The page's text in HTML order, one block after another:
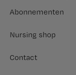
Abonnementen
Nursing shop
Contact